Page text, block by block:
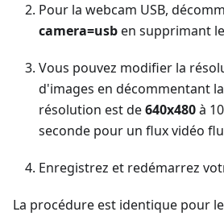
Pour la webcam USB,
camera=usben supprimant
Vous pouvez modifier la
d'images en décommentant
résolution est de640x480à
seconde pour un flux vidéo
Enregistrez et redémarrez
La procédure est identique pour